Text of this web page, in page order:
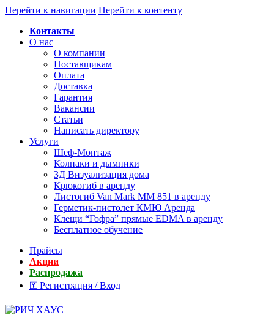
Перейти к навигации Перейти к контенту
Контакты
О нас
О компании
Поставщикам
Оплата
Доставка
Гарантия
Вакансии
Статьи
Написать директору
Услуги
Шеф-Монтаж
Колпаки и дымники
3Д Визуализация дома
Крюкогиб в аренду
Листогиб Van Mark MM 851 в аренду
Герметик-пистолет КМЮ Аренда
Клещи “Гофра” прямые EDMA в аренду
Бесплатное обучение
Прайсы
Акции
Распродажа
⚿ Регистрация / Вход